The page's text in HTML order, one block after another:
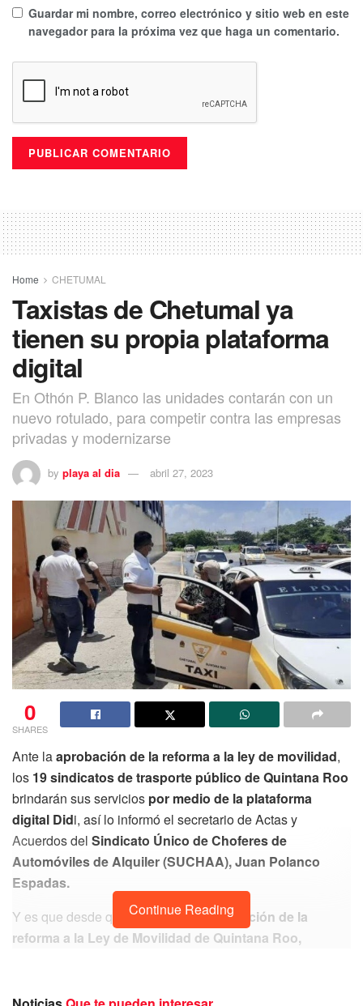
Guardar mi nombre, correo electrónico y sitio web en este
navegador para la próxima vez que haga un comentario.
Home CHETUMAL
Taxistas de Chetumal ya
tienen su propia plataforma
digital
En Othón P. Blanco las unidades contarán con un
nuevo rotulado, para competir contra las empresas
privadas y modernizarse
by playa al dia abril 27, 2023
0
SHARES
Ante laaprobación de la reforma a la ley de movilidad,
los 19 sindicatos de trasporte público de Quintana Roo
brindarán sus servicios por medio de la plataforma
digital Didi, así lo informó el secretario de Actas y
Acuerdos del Sindicato Único de Choferes de
Automóviles de Alquiler (SUCHAA), Juan Polanco
Espadas.
Y es que desde que serealizó la aprobación de la
reforma a la Ley de Movilidad de Quintana Roo,
Trabajadores del Volante (FUTV) ha sostenido varias
Continue Reading